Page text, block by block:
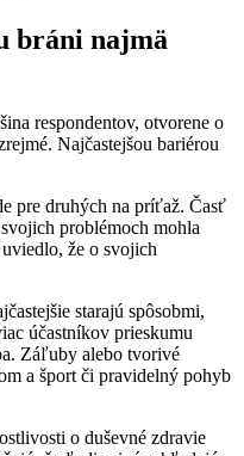
bráni najmä
respondentov, otvorene o
Najčastejšou bariérou
pre druhých na príťaž. Časť
problémoch mohla
že o svojich
starajú spôsobmi,
účastníkov prieskumu
Záľuby alebo tvorivé
a šport či pravidelný pohyb
o duševné zdravie